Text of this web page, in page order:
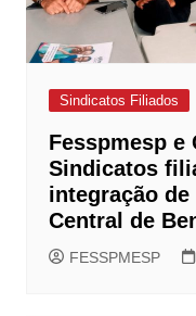
Sindicatos Filiados
Fesspmesp e
Sindicatos
integração
Central de
FESSPMESP